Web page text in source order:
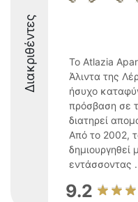
Διακριθέντες
Το Atlazia
Άλιντα της
ήσυχο
πρόσβαση σε
διατηρεί
Από το 2002,
εντάσσοντας
9.2